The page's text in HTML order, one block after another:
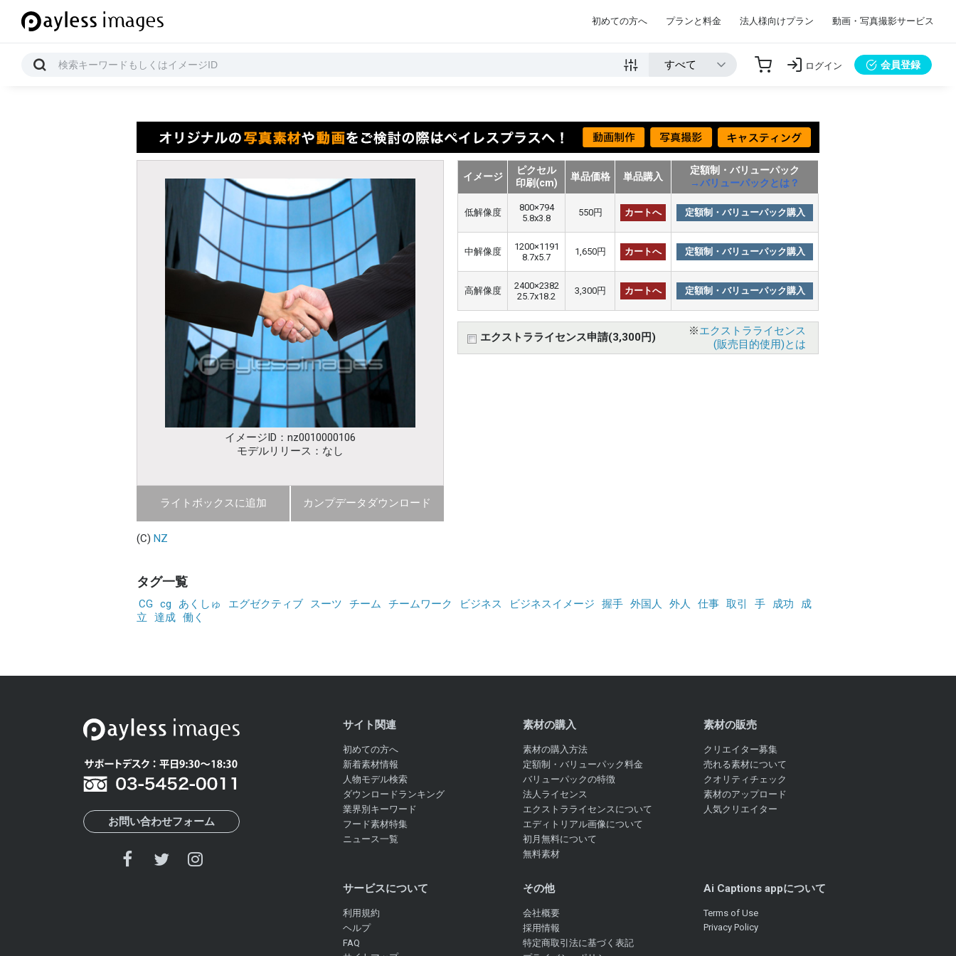
初めての方へ プランと料金 法人様向けプラン 動画・写真撮影サービス
ログイン 会員登録
イメージID：nz0010000106
モデルリリース：なし
ライトボックスに追加 カンプデータダウンロード
イメージ
ピクセル
印刷(cm)
単品価格 単品購入
定額制・バリューパック
→バリューパックとは？
低解像度
800×794
5.8x3.8
550円 カートへ 定額制・バリューパック購入
中解像度
1200×1191
8.7x5.7
1,650円 カートへ 定額制・バリューパック購入
高解像度
2400×2382
25.7x18.2
3,300円 カートへ 定額制・バリューパック購入
エクストラライセンス申請(3,300円) ※エクストラライセンス
(販売目的使用)とは
(C) NZ
タグ一覧
CG cg あくしゅ エグゼクティブ スーツ チーム チームワーク ビジネス ビジネスイメージ 握手 外国人 外人 仕事 取引 手 成功
成
立
達成 働く
お問い合わせフォーム
サイト関連
初めての方へ
新着素材情報
人物モデル検索
ダウンロードランキング
業界別キーワード
フード素材特集
ニュース一覧
素材の購入
素材の購入方法
定額制・バリューパック料金
バリューパックの特徴
法人ライセンス
エクストラライセンスについて
エディトリアル画像について
初月無料について
無料素材
素材の販売
クリエイター募集
売れる素材について
クオリティチェック
素材のアップロード
人気クリエイター
サービスについて
利用規約
ヘルプ
FAQ
その他
会社概要
採用情報
特定商取引法に基づく表記
Ai Captions appについて
Terms of Use
Privacy Policy